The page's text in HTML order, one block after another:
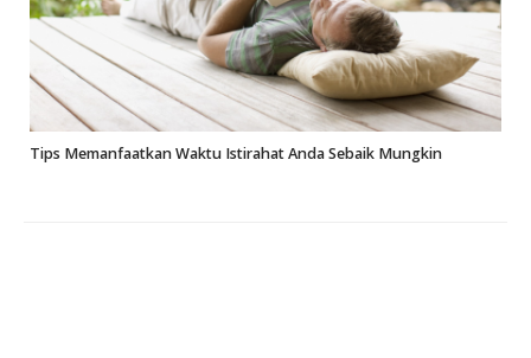
Tips Memanfaatkan Waktu Istirahat Anda Sebaik Mungkin